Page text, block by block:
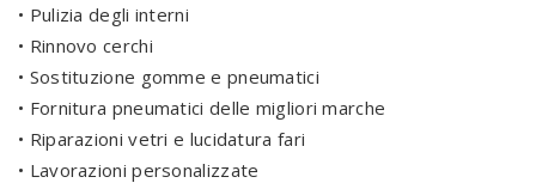
• Pulizia degli interni
• Rinnovo cerchi
• Sostituzione gomme e pneumatici
• Fornitura pneumatici delle migliori marche
• Riparazioni vetri e lucidatura fari
• Lavorazioni personalizzate